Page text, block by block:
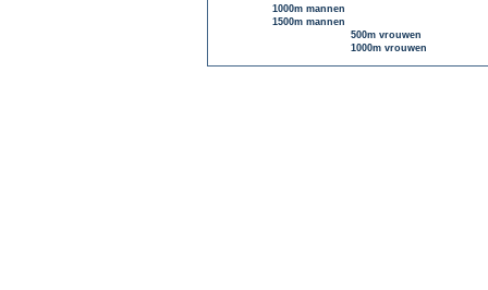
1000m mannen
1500m mannen
500m vrouwen
1000m vrouwen